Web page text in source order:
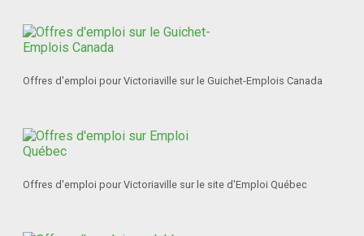
Offres d'emploi pour Victoriaville sur le Guichet-Emplois Canada
Offres d'emploi pour Victoriaville sur le site d'Emploi Québec